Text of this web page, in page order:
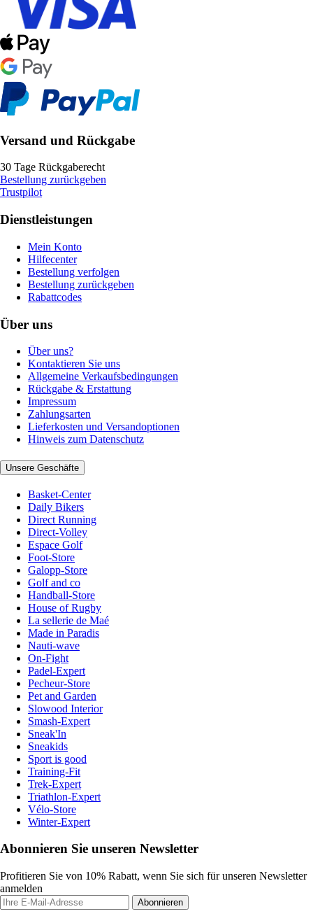
Versand und Rückgabe
30 Tage Rückgaberecht
Bestellung zurückgeben
Trustpilot
Dienstleistungen
Mein Konto
Hilfecenter
Bestellung verfolgen
Bestellung zurückgeben
Rabattcodes
Über uns
Über uns?
Kontaktieren Sie uns
Allgemeine Verkaufsbedingungen
Rückgabe & Erstattung
Impressum
Zahlungsarten
Lieferkosten und Versandoptionen
Hinweis zum Datenschutz
Unsere Geschäfte
Basket-Center
Daily Bikers
Direct Running
Direct-Volley
Espace Golf
Foot-Store
Galopp-Store
Golf and co
Handball-Store
House of Rugby
La sellerie de Maé
Made in Paradis
Nauti-wave
On-Fight
Padel-Expert
Pecheur-Store
Pet and Garden
Slowood Interior
Smash-Expert
Sneak'In
Sneakids
Sport is good
Training-Fit
Trek-Expert
Triathlon-Expert
Vélo-Store
Winter-Expert
Abonnieren Sie unseren Newsletter
Profitieren Sie von 10% Rabatt, wenn Sie sich für unseren Newsletter
anmelden
Abonnieren